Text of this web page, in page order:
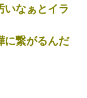
評価スレで写真
人ほど意外に好
れと頼まれた。父
いなぁとイラ
に繋がるんだ